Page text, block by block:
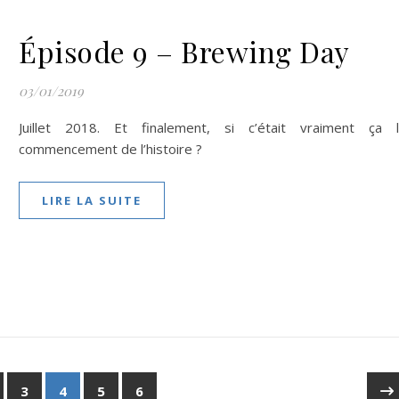
Épisode 9 – Brewing Day
03/01/2019
Juillet 2018. Et finalement, si c’était vraiment ça
commencement de l’histoire ?
LIRE LA SUITE
3 4 5 6